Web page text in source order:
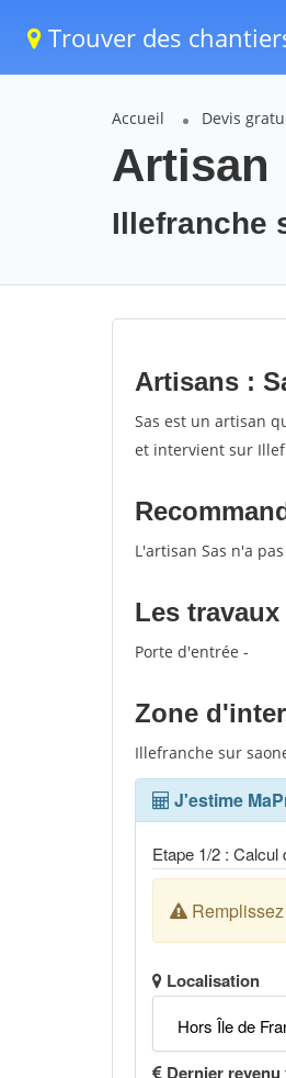
Trouver des
Accueil Devis
Artisan
Illefranche
Artisans :
Sas est un artisan
et intervient sur
L'artisan Sas n'a
Les
Porte d'entrée -
Zone
Illefranche sur